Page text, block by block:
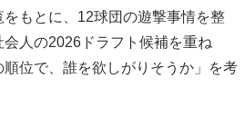
もとに、12球団の遊撃事情を整
人の2026ドラフト候補を重ね
位で、誰を欲しがりそうか」を考